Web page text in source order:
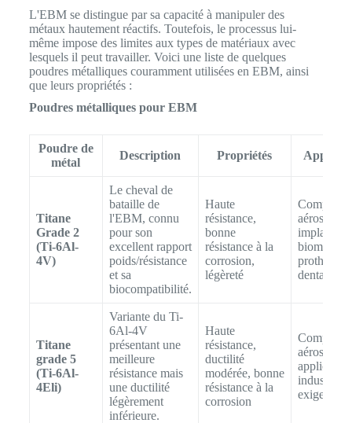
L'EBM se distingue par sa capacité à manipuler des
métaux hautement réactifs. Toutefois, le processus lui-
même impose des limites aux types de matériaux avec
lesquels il peut travailler. Voici une liste de quelques
poudres métalliques couramment utilisées en EBM, ainsi
que leurs propriétés :
Poudres métalliques pour EBM
Poudre de
métal
Description Propriétés
Titane
Grade 2
(Ti-6Al-
4V)
Le cheval de
bataille de
l'EBM, connu
pour son
excellent rapport
poids/résistance
et sa
biocompatibilité.
Haute
résistance,
bonne
résistance à la
corrosion,
légèreté
implants
prothèses
dentaires
Titane
grade 5
(Ti-6Al-
4Eli)
Variante du Ti-
6Al-4V
présentant une
meilleure
résistance mais
une ductilité
légèrement
inférieure.
Haute
résistance,
ductilité
modérée, bonne
résistance à la
corrosion
exigeantes